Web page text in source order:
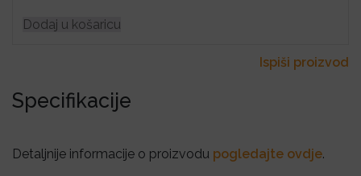
Dodaj u košaricu
Ispiši proizvod
Specifikacije
Detaljnije informacije o proizvodu pogledajte ovdje.